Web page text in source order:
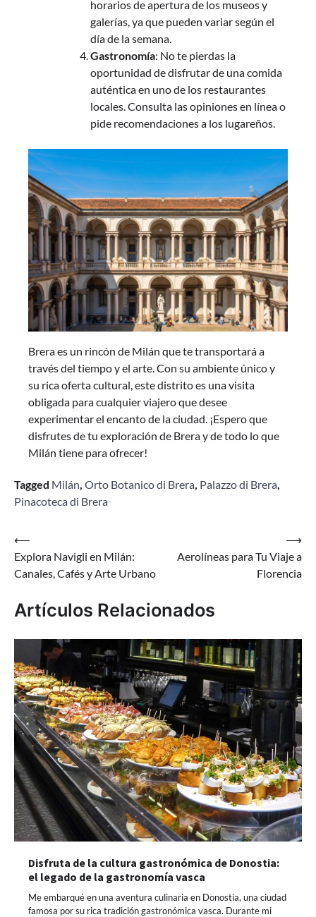
horarios de apertura de los museos y
galerías, ya que pueden variar según el
día de la semana.
Gastronomía: No te pierdas la
oportunidad de disfrutar de una comida
auténtica en uno de los restaurantes
locales. Consulta las opiniones en línea o
pide recomendaciones a los lugareños.
Brera es un rincón de Milán que te transportará a
través del tiempo y el arte. Con su ambiente único y
su rica oferta cultural, este distrito es una visita
obligada para cualquier viajero que desee
experimentar el encanto de la ciudad. ¡Espero que
disfrutes de tu exploración de Brera y de todo lo que
Milán tiene para ofrecer!
Tagged Milán, Orto Botanico di Brera, Palazzo di Brera,
Pinacoteca di Brera
Navegación
de
entradas
⟵
Explora Navigli en Milán:
Canales, Cafés y Arte Urbano
Aerolíneas para Tu Viaje a
Florencia
⟶
Artículos Relacionados
Disfruta de la cultura gastronómica de Donostia:
el legado de la gastronomía vasca
Me embarqué en una aventura culinaria en Donostia, una ciudad
famosa por su rica tradición gastronómica vasca. Durante mi